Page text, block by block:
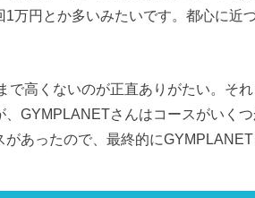
1万円とか多いみたいです。都心に近
で高くないのが正直ありがたい。そ
、GYMPLANETさんはコースがいく
あったので、最終的にGYMPLANET